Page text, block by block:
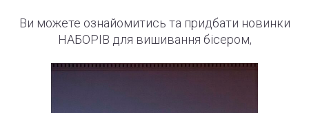
Ви можете ознайомитись та придбати новинки
НАБОРІВ для вишивання бісером,